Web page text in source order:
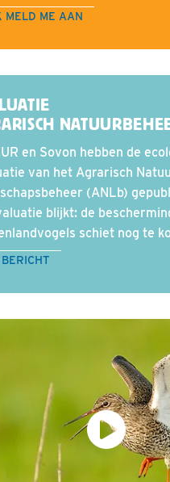
MELD ME AAN
en Sovon hebben de
van het Agrarisch
(ANLb)
blijkt: de
schiet nog te